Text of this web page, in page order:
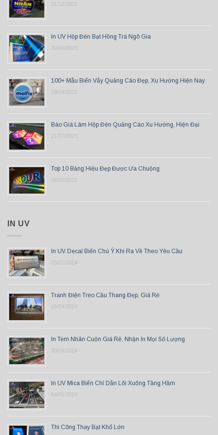
31/12/2022
In UV Hộp Đèn Bạt Hồng Trà Ngô Gia
30/06/2023
100+ Mẫu Biển Vẫy Quảng Cáo Đẹp, Xu Hướng Hiện Nay
18/04/2022
Báo Giá Làm Hộp Đèn Quảng Cáo Xu Hướng, Hiện Đại
21/07/2023
Top 10 Bảng Hiệu Đẹp Được Ưa Chuộng
08/06/2021
IN UV
In UV Decal Biển Chú Ý Khi Ra Về Theo Yêu Cầu
03/01/2024
Tranh Điện Treo Cầu Thang Đẹp, Giá Rẻ
15/04/2024
In Tem Nhãn Cuộn Giá Rẻ, Nhận In Mọi Số Lượng
20/04/2024
In UV Mica Biển Chỉ Dẫn Lối Xuống Tầng Hầm
04/01/2024
Thi Công Thay Bạt Khổ Lớn